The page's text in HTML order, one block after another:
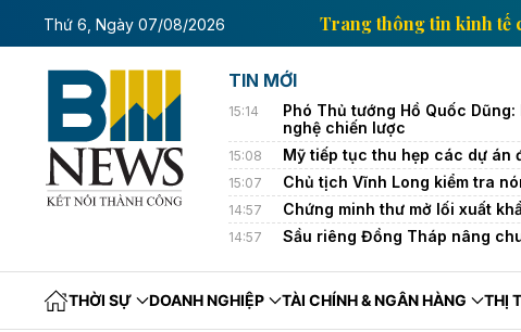
Thứ 6, Ngày 07/08/2026
tin kinh tế của Thông tấn xã Việt Nam Trang thông
TIN MỚI
15:14
Phó Thủ tướng Hồ Quốc
nghệ chiến lược
15:08 Mỹ tiếp tục thu hẹp các dự án
15:07 Chủ tịch Vĩnh Long kiểm tra
14:57 Chứng minh thư mở lối xuất
14:57 Sầu riêng Đồng Tháp nâng
THỜI SỰ DOANH NGHIỆP TÀI CHÍNH & NGÂN HÀNG THỊ